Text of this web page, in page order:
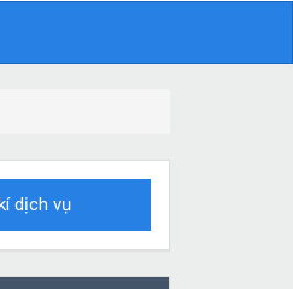
dịch vụ